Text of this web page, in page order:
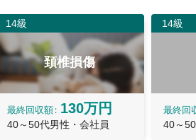
14級
頚椎損傷
最終回収額 130万円
40～50代男性・会社員
14級
最終回
40～